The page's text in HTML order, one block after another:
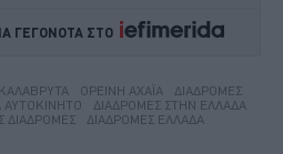
ΓΕΓΟΝΟΤΑ ΣΤΟ
ΚΑΛΆΒΡΥΤΑ ΟΡΕΙΝΉ ΑΧΑΪ́Α
ΔΙΑΔΡΟΜΈΣ
ΑΥΤΟΚΊΝΗΤΟ
ΔΙΑΔΡΟΜΈΣ ΣΤΗΝ ΕΛΛΆΔΑ
ΔΙΑΔΡΟΜΈΣ
ΔΙΑΔΡΟΜΈΣ ΕΛΛΆΔΑ